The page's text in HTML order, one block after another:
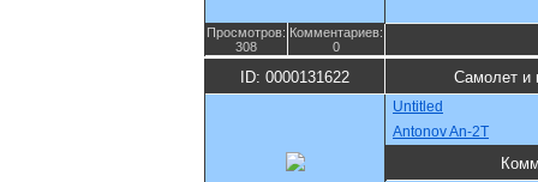
Просмотров:
308
Комментариев:
0
ID: 0000131622 Самолет и
Untitled
Antonov An-2T